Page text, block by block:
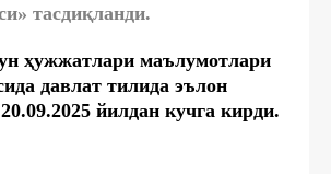
тасдиқланди.
ҳужжатлари маълумотлари
давлат тилида эълон
йилдан кучга кирди.